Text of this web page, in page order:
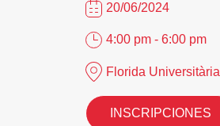
20/06/2024
4:00 pm - 6:00 pm
Florida Universitària
INSCRIPCIONES